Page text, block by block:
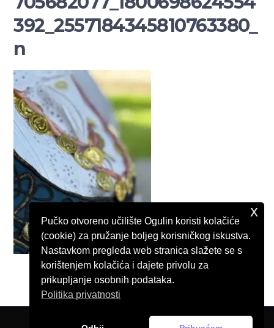
392_2557184345810763380_
n
Pučko otvoreno učilište Ogulin koristi kolačiće
(cookie) za pružanje boljeg korisničkog iskustva.
Nastavkom pregleda web stranica slažete se s
korištenjem kolačića i dajete privolu za
prikupljanje osobnih podataka.
Politika privatnosti
x